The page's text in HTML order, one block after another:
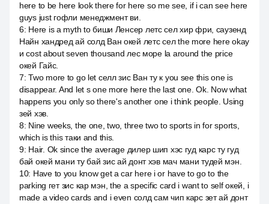
here to be here look there for here so me see, if i can see here
guys just гофли менеджмент ви.
6: Here is a myth to биши Ленсер летс сел хир фри, саузенд
Найн хандред ай солд Ван окей летс сел the more here okay
и cost about seven thousand лес море la around the price
окей Гайс.
7:Two more to go let селл зис Ван ту к you see this one is
disappear. And let s one more here the last one. Ok. Now what
happens you only so there's another one i think people. Using
зей хэв.
8: Nine weeks, the one, two, three two to sports in for sports,
which is this таки and this.
9: Hair. Ok since the average дилер шип хэс гуд карс ту гуд
бай окей мани ту бай зис ай донт хэв мач мани тудей мэн.
10: Have to you know get a car here i or have to go to the
parking гет зис кар мэн, the a specific card i want to self окей, i
made a video cards and i even солд сам чип карс зет ай донт